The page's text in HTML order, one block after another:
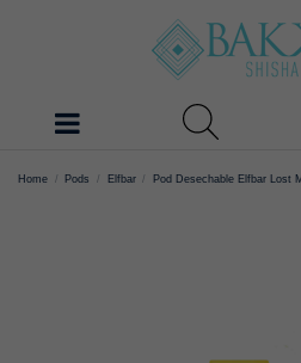
Home Pods Elfbar Pod Desechable Elfbar Lost